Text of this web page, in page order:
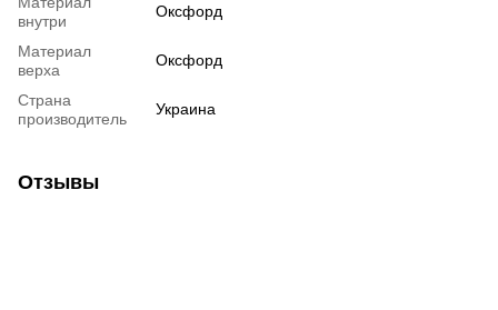
внутри
Оксфорд
Материал
верха
Оксфорд
Страна
производитель
Украина
Отзывы